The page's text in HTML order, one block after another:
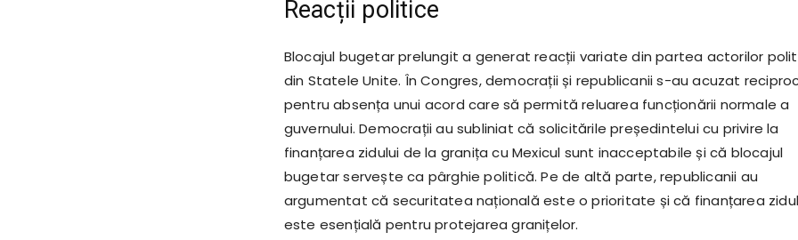
Reacții politice
Blocajul bugetar prelungit a generat reacții variate din partea actorilor
din Statele Unite. În Congres, democrații și republicanii s-au acuzat
pentru absența unui acord care să permită reluarea funcționării normale a
guvernului. Democrații au subliniat că solicitările președintelui cu privire la
finanțarea zidului de la granița cu Mexicul sunt inacceptabile și că blocajul
bugetar servește ca pârghie politică. Pe de altă parte, republicanii au
argumentat că securitatea națională este o prioritate și că finanțarea
este esențială pentru protejarea granițelor.